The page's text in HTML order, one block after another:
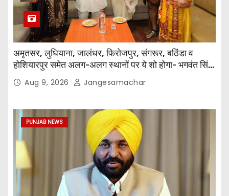
अमृतसर, लुधियाना, जालंधर, फिरोजपुर, संगरूर, बठिंडा व
होशियारपुर समेत अलग-अलग स्थानों पर ये शो होगा- भगवंत सिंह
मान Aug 9, 2026 Jangesamachar
PUNJAB NEWS